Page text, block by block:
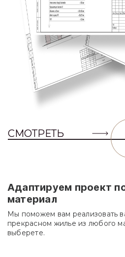
СМОТРЕТЬ
Адаптируем проект
материал
Мы поможем вам реализовать
прекрасном жилье из любого
выберете.